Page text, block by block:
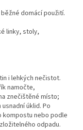
domácí použití.
linky, stoly,
i lehkých nečistot.
namočte,
znečištěné místo;
úklid. Po
kompostu nebo podle
odpadu.